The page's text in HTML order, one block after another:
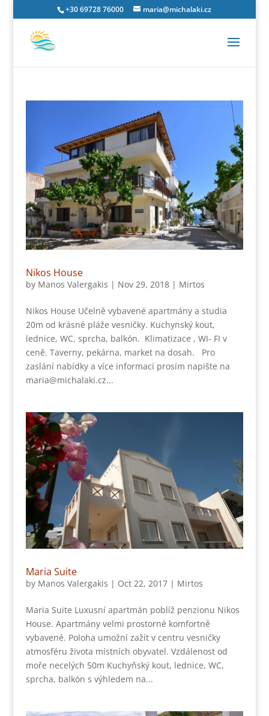
+30 69728 76000 maria@michalaki.cz
Nikos House
by Manos Valergakis | Nov 29, 2018| Mirtos
Nikos House Učelně vybavené apartmány a studia
20m od krásné pláže vesničky. Kuchynský kout,
lednice, WC, sprcha, balkón. Klimatizace , WI- FI v
ceně. Taverny, pekárna, market na dosah. Pro
zaslání nabídky a více informací prosím napište na
maria@michalaki.cz...
Maria Suite
by Manos Valergakis | Oct 22, 2017| Mirtos
Maria Suite Luxusní apartmán poblíž penzionu Nikos
House. Apartmány velmi prostorné komfortně
vybavené. Poloha umožní zažít v centru vesničky
atmosféru života místních obyvatel. Vzdálenost od
moře necelých 50m Kuchyňský kout, lednice, WC,
sprcha, balkón s výhledem na...